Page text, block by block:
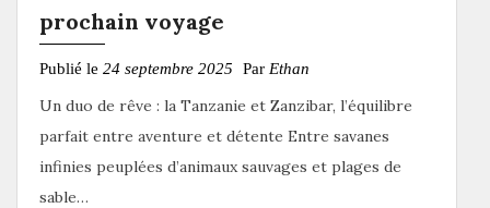
prochain voyage
Publié le 24 septembre 2025 Par Ethan
Un duo de rêve : la Tanzanie et Zanzibar, l’équilibre
parfait entre aventure et détente Entre savanes
infinies peuplées d’animaux sauvages et plages de
sable…